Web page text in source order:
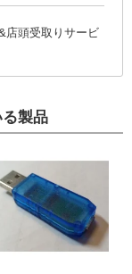
店頭受取りサービ
製品